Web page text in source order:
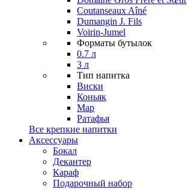
Coutanseaux Aîné
Dumangin J. Fils
Voirin-Jumel
Форматы бутылок
0.7 л
3 л
Тип напитка
Виски
Коньяк
Мар
Ратафья
Все крепкие напитки
Аксессуары
Бокал
Декантер
Караф
Подарочный набор